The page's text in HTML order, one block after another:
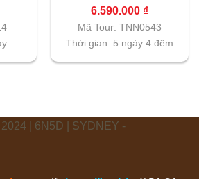
6.590.000 ₫
Mã Tour: TNN0543
Thời gian: 5 ngày 4 đêm